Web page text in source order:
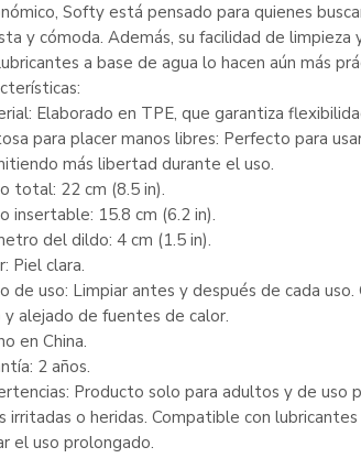
Softy está pensado para quienes
y cómoda. Además, su facilidad de limpieza
a base de agua lo hacen aún más
Elaborado en TPE, que garantiza
para placer manos libres: Perfecto para
más libertad durante el uso.
total: 22 cm (8.5 in).
insertable: 15.8 cm (6.2 in).
del dildo: 4 cm (1.5 in).
Piel clara.
de uso: Limpiar antes y después de cada uso.
y alejado de fuentes de calor.
en China.
2 años.
Producto solo para adultos y de uso
irritadas o heridas. Compatible con
el uso prolongado.